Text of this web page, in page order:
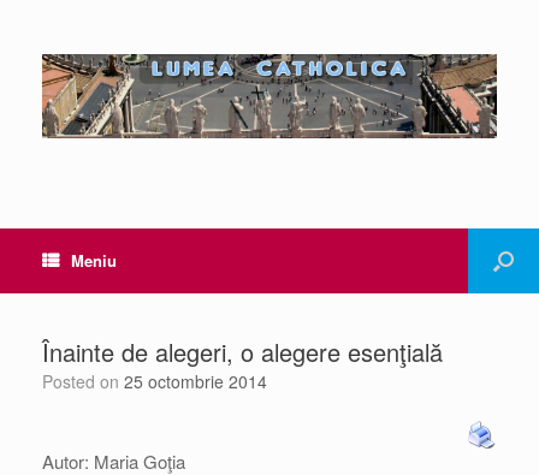
Meniu
Înainte de alegeri, o alegere esenţială
Posted on 25 octombrie 2014
Autor: Maria Goţia